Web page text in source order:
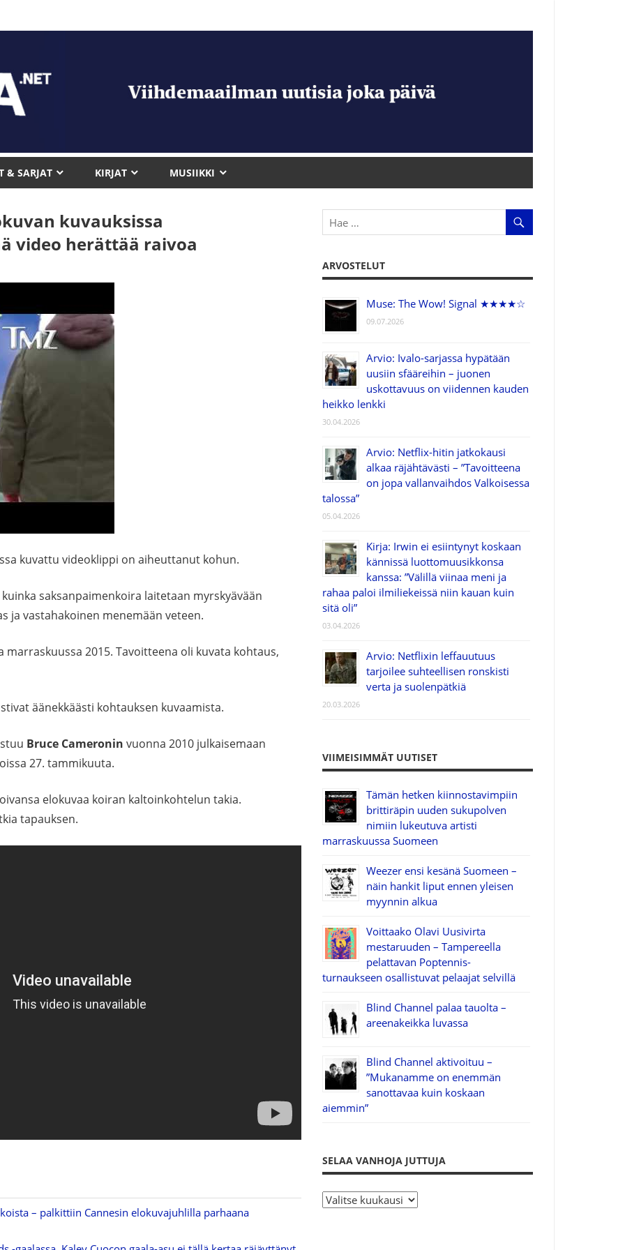
& SARJAT KIRJAT MUSIIKKI
kuvauksissa
video herättää raivoa
kuvattu videoklippi on aiheuttanut kohun.
saksanpaimenkoira laitetaan myrskyävään
ja vastahakoinen menemään veteen.
2015. Tavoitteena oli kuvata kohtaus,
äänekkäästi kohtauksen kuvaamista.
Bruce Cameronin vuonna 2010 julkaisemaan
27. tammikuuta.
elokuvaa koiran kaltoinkohtelun takia.
tapauksen.
– palkittiin Cannesin elokuvajuhlilla parhaana
ARVOSTELUT
Muse: The Wow! Signal ★★★★☆
09.07.2026
Arvio: Ivalo-sarjassa hypätään
uusiin sfääreihin – juonen
uskottavuus on viidennen kauden
heikko lenkki
30.04.2026
Arvio: Netflix-hitin jatkokausi
alkaa räjähtävästi – ”Tavoitteena
on jopa vallanvaihdos Valkoisessa
talossa”
05.04.2026
Kirja: Irwin ei esiintynyt koskaan
kännissä luottomuusikkonsa
kanssa: ”Välillä viinaa meni ja
rahaa paloi ilmiliekeissä niin kauan kuin
sitä oli”
03.04.2026
Arvio: Netflixin leffauutuus
tarjoilee suhteellisen ronskisti
verta ja suolenpätkiä
20.03.2026
VIIMEISIMMÄT UUTISET
Tämän hetken kiinnostavimpiin
brittiräpin uuden sukupolven
nimiin lukeutuva artisti
marraskuussa Suomeen
Weezer ensi kesänä Suomeen –
näin hankit liput ennen yleisen
myynnin alkua
Voittaako Olavi Uusivirta
mestaruuden – Tampereella
pelattavan Poptennis-
turnaukseen osallistuvat pelaajat selvillä
Blind Channel palaa tauolta –
areenakeikka luvassa
Blind Channel aktivoituu –
”Mukanamme on enemmän
sanottavaa kuin koskaan
aiemmin”
SELAA VANHOJA JUTTUJA
S